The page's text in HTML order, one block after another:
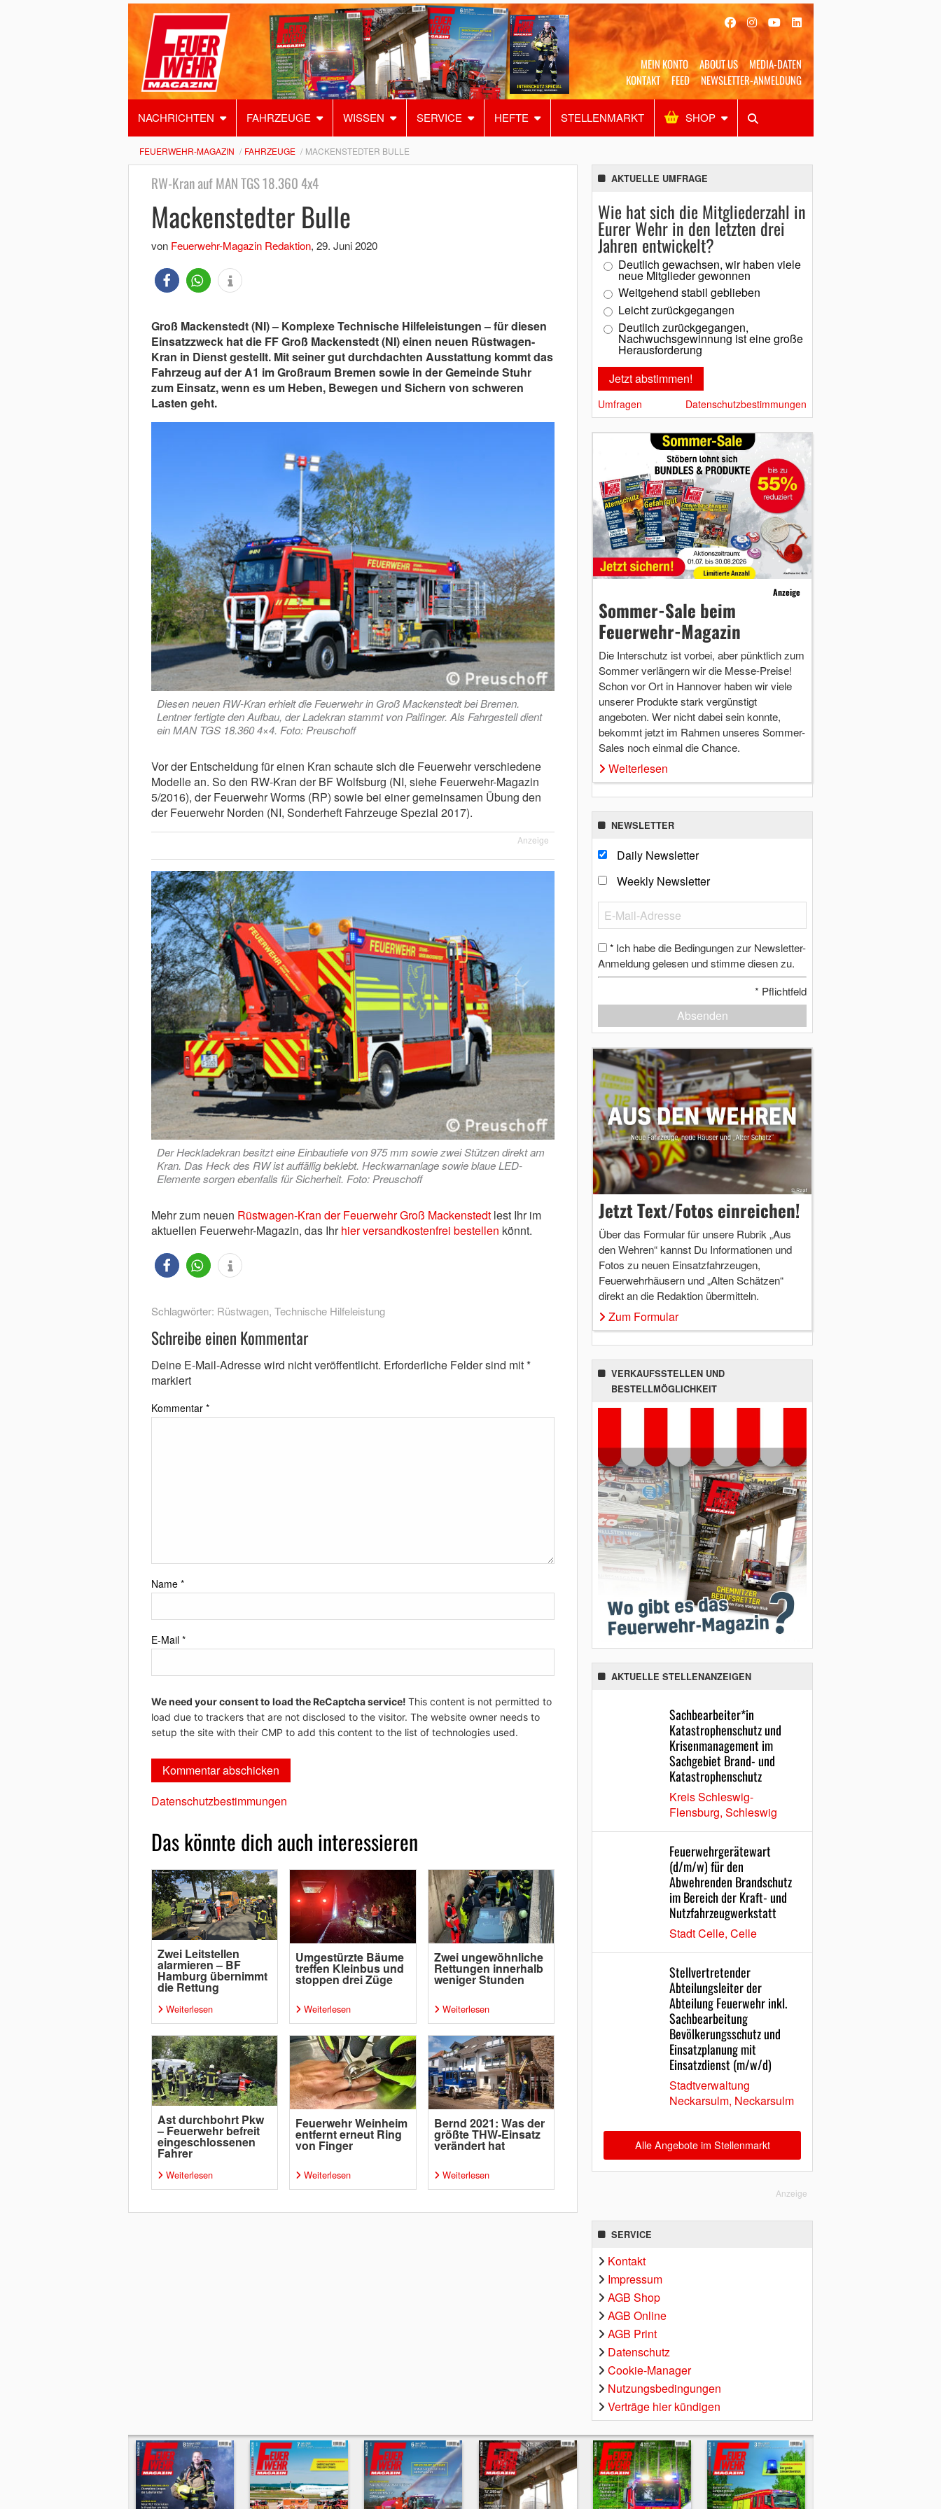
MEIN KONTO ABOUT US
MEDIA-DATEN
KONTAKT
FEED NEWSLETTER-ANMELDUNG
NACHRICHTEN FAHRZEUGE WISSEN SERVICE HEFTE STELLENMARKT SHOP
Alles Shop SUCHEN
FEUERWEHR-MAGAZIN FAHRZEUGE MACKENSTEDTER BULLE
RW-Kran auf MAN TGS 18.360 4x4
Mackenstedter Bulle
von Feuerwehr-Magazin Redaktion, 29. Juni 2020
Groß Mackenstedt (NI) – Komplexe Technische Hilfeleistungen – für diesen
Einsatzzweck hat die FF Groß Mackenstedt (NI) einen neuen Rüstwagen-
Kran in Dienst gestellt. Mit seiner gut durchdachten Ausstattung kommt das
Fahrzeug auf der A1 im Großraum Bremen sowie in der Gemeinde Stuhr
zum Einsatz, wenn es um Heben, Bewegen und Sichern von schweren
Lasten geht.
Diesen neuen RW-Kran erhielt die Feuerwehr in Groß Mackenstedt bei Bremen.
Lentner fertigte den Aufbau, der Ladekran stammt von Palfinger. Als Fahrgestell dient
ein MAN TGS 18.360 4×4. Foto: Preuschoff
Vor der Entscheidung für einen Kran schaute sich die Feuerwehr verschiedene
Modelle an. So den RW-Kran der BF Wolfsburg (NI, siehe Feuerwehr-Magazin
5/2016), der Feuerwehr Worms (RP) sowie bei einer gemeinsamen Übung den
der Feuerwehr Norden (NI, Sonderheft Fahrzeuge Spezial 2017).
Anzeige
Der Heckladekran besitzt eine Einbautiefe von 975 mm sowie zwei Stützen direkt am
Kran. Das Heck des RW ist auffällig beklebt. Heckwarnanlage sowie blaue LED-
Elemente sorgen ebenfalls für Sicherheit. Foto: Preuschoff
Mehr zum neuen Rüstwagen-Kran der Feuerwehr Groß Mackenstedtlest Ihr im
aktuellen Feuerwehr-Magazin, das Ihrhier versandkostenfrei bestellen könnt.
Schlagwörter: Rüstwagen, Technische Hilfeleistung
Schreibe einen Kommentar
Deine E-Mail-Adresse wird nicht veröffentlicht. Erforderliche Felder sind mit*
markiert
Kommentar *
Name *
E-Mail *
We need your consent to load the ReCaptcha service! This content is not permitted to
load due to trackers that are not disclosed to the visitor. The website owner needs to
setup the site with their CMP to add this content to the list of technologies used.
Datenschutzbestimmungen
Das könnte dich auch interessieren
Zwei Leitstellen
alarmieren – BF
Hamburg übernimmt
die Rettung
Weiterlesen
Umgestürzte Bäume
treffen Kleinbus und
stoppen drei Züge
Weiterlesen
Zwei ungewöhnliche
Rettungen innerhalb
weniger Stunden
Weiterlesen
Ast durchbohrt Pkw
– Feuerwehr befreit
eingeschlossenen
Fahrer
Weiterlesen
Feuerwehr Weinheim
entfernt erneut Ring
von Finger
Weiterlesen
Bernd 2021: Was der
größte THW-Einsatz
verändert hat
Weiterlesen
AKTUELLE UMFRAGE
Wie hat sich die Mitgliederzahl in
Eurer Wehr in den letzten drei
Jahren entwickelt?
Deutlich gewachsen, wir haben viele
neue Mitglieder gewonnen
Weitgehend stabil geblieben
Leicht zurückgegangen
Deutlich zurückgegangen,
Nachwuchsgewinnung ist eine große
Herausforderung
Umfragen Datenschutzbestimmungen
Anzeige
Sommer-Sale beim
Feuerwehr-Magazin
Die Interschutz ist vorbei, aber pünktlich zum
Sommer verlängern wir die Messe-Preise!
Schon vor Ort in Hannover haben wir viele
unserer Produkte stark vergünstigt
angeboten. Wer nicht dabei sein konnte,
bekommt jetzt im Rahmen unseres Sommer-
Sales noch einmal die Chance.
Weiterlesen
NEWSLETTER
Daily Newsletter
Weekly Newsletter
* Ich habe die Bedingungen zur Newsletter-
Anmeldung gelesen und stimme diesen zu.
* Pflichtfeld
Absenden
Jetzt Text/Fotos einreichen!
Über das Formular für unsere Rubrik „Aus
den Wehren“ kannst Du Informationen und
Fotos zu neuen Einsatzfahrzeugen,
Feuerwehrhäusern und „Alten Schätzen“
direkt an die Redaktion übermitteln.
Zum Formular
VERKAUFSSTELLEN UND
BESTELLMÖGLICHKEIT
AKTUELLE STELLENANZEIGEN
Sachbearbeiter*in
Katastrophenschutz und
Krisenmanagement im
Sachgebiet Brand- und
Katastrophenschutz
Kreis Schleswig-
Flensburg, Schleswig
Feuerwehrgerätewart
(d/m/w) für den
Abwehrenden Brandschutz
im Bereich der Kraft- und
Nutzfahrzeugwerkstatt
Stadt Celle, Celle
Stellvertretender
Abteilungsleiter der
Abteilung Feuerwehr inkl.
Sachbearbeitung
Bevölkerungsschutz und
Einsatzplanung mit
Einsatzdienst (m/w/d)
Stadtverwaltung
Neckarsulm, Neckarsulm
Alle Angebote im Stellenmarkt
Anzeige
SERVICE
Kontakt
Impressum
AGB Shop
AGB Online
AGB Print
Datenschutz
Cookie-Manager
Nutzungsbedingungen
Verträge hier kündigen